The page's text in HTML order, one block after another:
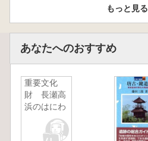
もっと見る
あなたへのおすすめ
重要文化
財 長瀬高
浜のはにわ